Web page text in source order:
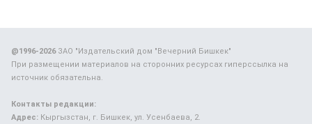
@1996-2026ЗАО "Издательский дом "Вечерний Бишкек"
При размещении материалов на сторонних ресурсах гиперссылка на
источник обязательна.
Контакты редакции:
Адрес: Кыргызстан, г. Бишкек, ул. Усенбаева, 2.